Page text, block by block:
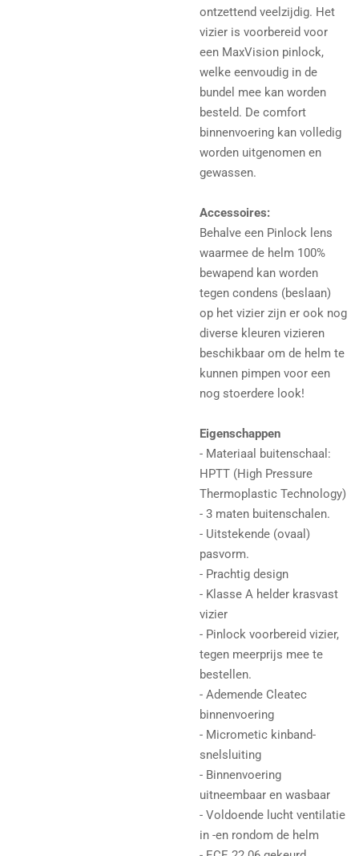
ontzettend veelzijdig. Het
vizier is voorbereid voor
een MaxVision pinlock,
welke eenvoudig in de
bundel mee kan worden
besteld. De comfort
binnenvoering kan volledig
worden uitgenomen en
gewassen.
Accessoires:
Behalve een Pinlock lens
waarmee de helm 100%
bewapend kan worden
tegen condens (beslaan)
op het vizier zijn er ook nog
diverse kleuren vizieren
beschikbaar om de helm te
kunnen pimpen voor een
nog stoerdere look!
Eigenschappen
- Materiaal buitenschaal:
HPTT (High Pressure
Thermoplastic Technology)
- 3 maten buitenschalen.
- Uitstekende (ovaal)
pasvorm.
- Prachtig design
- Klasse A helder krasvast
vizier
- Pinlock voorbereid vizier,
tegen meerprijs mee te
bestellen.
- Ademende Cleatec
binnenvoering
- Micrometic kinband-
snelsluiting
- Binnenvoering
uitneembaar en wasbaar
- Voldoende lucht ventilatie
in -en rondom de helm